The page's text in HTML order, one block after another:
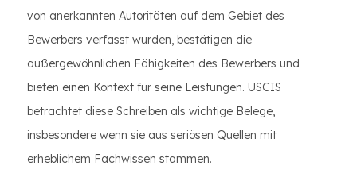
von anerkannten Autoritäten auf dem Gebiet des
Bewerbers verfasst wurden, bestätigen die
außergewöhnlichen Fähigkeiten des Bewerbers und
bieten einen Kontext für seine Leistungen. USCIS
betrachtet diese Schreiben als wichtige Belege,
insbesondere wenn sie aus seriösen Quellen mit
erheblichem Fachwissen stammen.